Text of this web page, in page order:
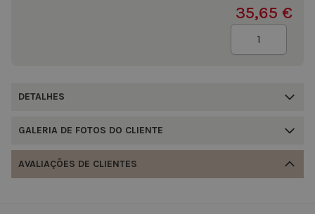
35,65 €
Quantidade
DETALHES
GALERIA DE FOTOS DO CLIENTE
AVALIAÇÕES DE CLIENTES